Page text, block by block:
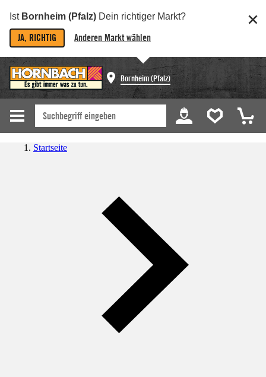
Ist Bornheim (Pfalz) Dein richtiger Markt?
JA, RICHTIG Anderen Markt wählen
Bornheim (Pfalz)
Startseite